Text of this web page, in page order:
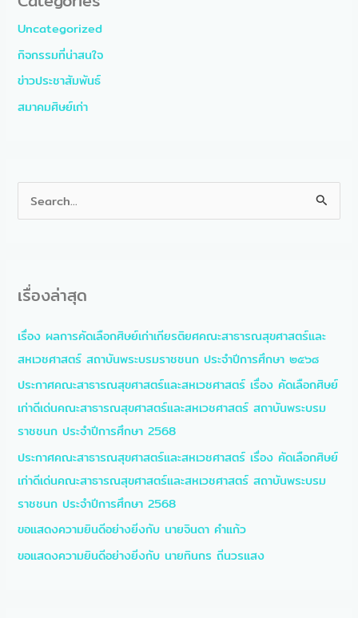
Uncategorized
กิจกรรมที่น่าสนใจ
ข่าวประชาสัมพันธ์
สมาคมศิษย์เก่า
e
c
f
o
r
:
เรื่องล่าสุด
เรื่อง ผลการคัดเลือกศิษย์เก่าเกียรติยศคณะสาธารณสุขศาสตร์และ
สหเวชศาสตร์ สถาบันพระบรมราชชนก ประจำปีการศึกษา ๒๕๖๘
ประกาศคณะสาธารณสุขศาสตร์และสหเวชศาสตร์ เรื่อง คัดเลือกศิษย์
เก่าดีเด่นคณะสาธารณสุขศาสตร์และสหเวชศาสตร์ สถาบันพระบรม
ราชชนก ประจำปีการศึกษา 2568
ประกาศคณะสาธารณสุขศาสตร์และสหเวชศาสตร์ เรื่อง คัดเลือกศิษย์
เก่าดีเด่นคณะสาธารณสุขศาสตร์และสหเวชศาสตร์ สถาบันพระบรม
ราชชนก ประจำปีการศึกษา 2568
ขอแสดงความยินดีอย่างยิ่งกับ นายจินดา คำแก้ว
ขอแสดงความยินดีอย่างยิ่งกับ นายทินกร ถิ่นวรแสง